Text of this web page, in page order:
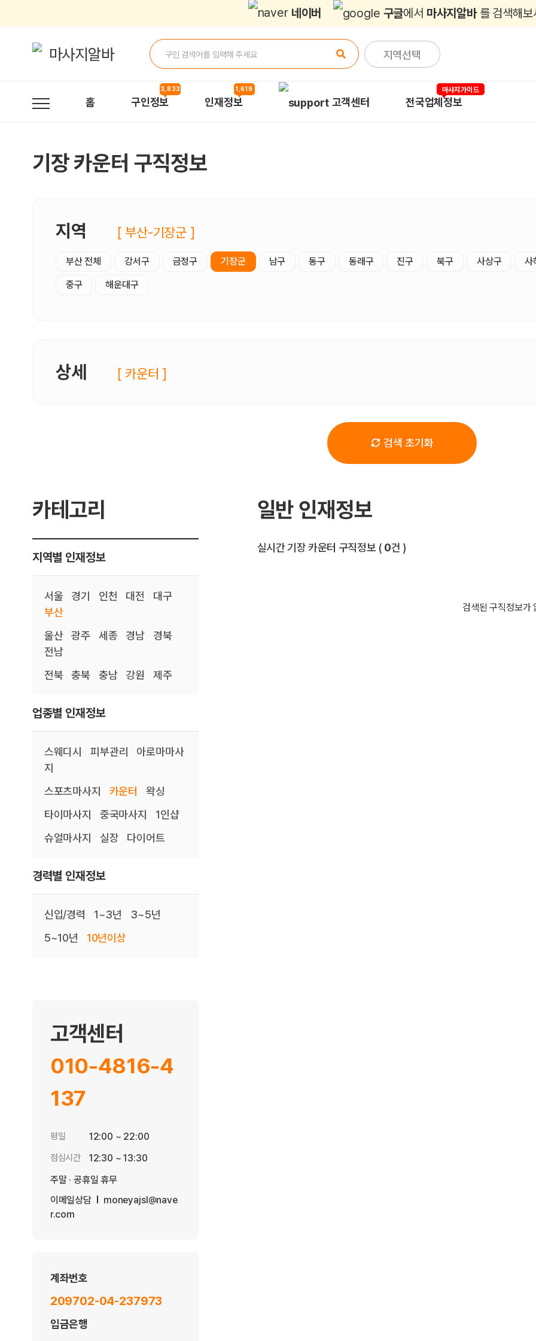
네이버 구글에서 마사지알바 를 검색해보
지역선택
홈 구인정보
3,833
인재정보
1,619
고객센터 전국업체정보
마사지가이드
기장 카운터 구직정보
지역 [ 부산-기장군 ]
부산 전체 강서구 금정구 기장군 남구 동구 동래구 진구 북구 사상구 사
중구 해운대구
상세 [ 카운터 ]
검색 초기화
카테고리
지역별 인재정보
서울 경기 인천 대전
대구
부산
울산
광주 세종 경남
경북
전남
전북
충북 충남 강원 제주
업종별 인재정보
스웨디시 피부관리
아로마마사
지
스포츠마사지
카운터
왁싱
타이마사지
중국마사지
1인샵
슈얼마사지
실장 다이어트
경력별 인재정보
신입/경력 1~3년
3~5년
5~10년
10년이상
고객센터
010-4816-4
137
평일 12:00 ~ 22:00
점심시간
12:30 ~ 13:30
주말 · 공휴일 휴무
이메일상담
moneyajsl@nave
r.com
계좌번호
209702-04-237973
입금은행
일반 인재정보
실시간 기장 카운터 구직정보 전체 목록
( 0건 )
검색된 구직정보가